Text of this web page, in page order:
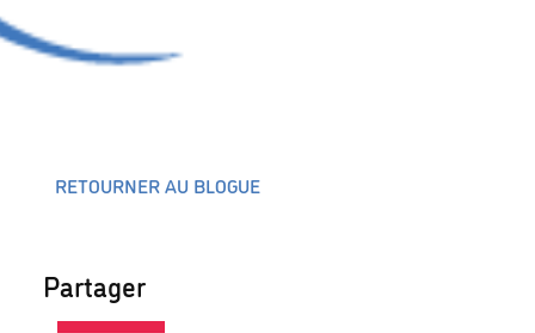
RETOURNER AU BLOGUE
Partager